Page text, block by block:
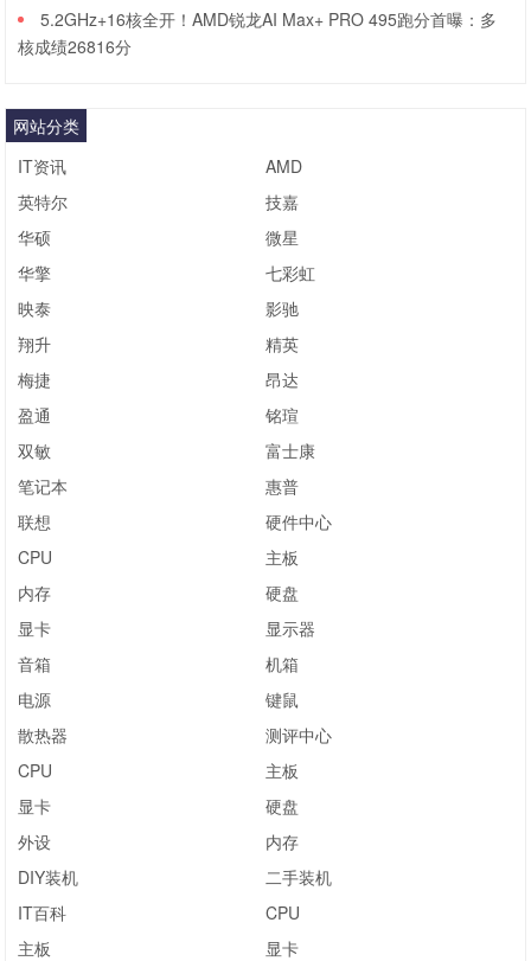
5.2GHz+16核全开！AMD锐龙AI Max+ PRO 495跑分首曝：多
核成绩26816分
网站分类
IT资讯
AMD
英特尔
技嘉
华硕
微星
华擎
七彩虹
映泰
影驰
翔升
精英
梅捷
昂达
盈通
铭瑄
双敏
富士康
笔记本
惠普
联想
硬件中心
CPU
主板
内存
硬盘
显卡
显示器
音箱
机箱
电源
键鼠
散热器
测评中心
CPU
主板
显卡
硬盘
外设
内存
DIY装机
二手装机
IT百科
CPU
主板
显卡